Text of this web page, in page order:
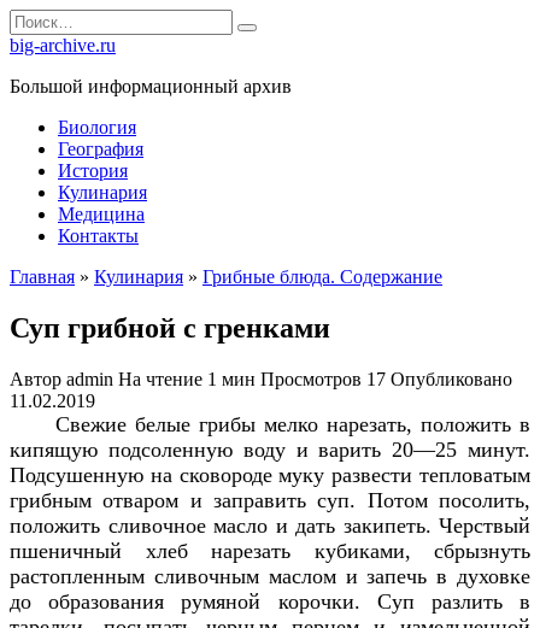
Перейти
к
содержанию
Search
for:
big-archive.ru
Большой информационный архив
Биология
География
История
Кулинария
Медицина
Контакты
Главная » Кулинария » Грибные блюда. Содержание
Суп грибной с гренками
Автор admin На чтение 1 мин Просмотров 17 Опубликовано
11.02.2019
Свежие белые грибы мелко нарезать, положить в
кипящую подсоленную воду и варить 20—25 минут.
Подсушенную на сковороде муку развести тепловатым
грибным отваром и заправить суп. Потом посолить,
положить сливочное масло и дать закипеть. Черствый
пшеничный хлеб нарезать кубиками, сбрызнуть
растопленным сливочным маслом и запечь в духовке
до образования румяной корочки. Суп разлить в